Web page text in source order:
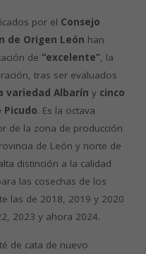
por el Consejo
de Origen León han
de “excelente”, la
tras ser evaluados
variedad Albarín y cinco
. Es la octava
de la zona de producción
de León y norte de
distinción a la calidad
las cosechas de los
las de 2018, 2019 y 2020
2023 y ahora 2024.
de cata de nuevo